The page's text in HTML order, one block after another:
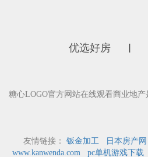
优选好房
糖心LOGO官方网站在线观看商业地产
友情链接： 钣金加工 日本房产网
www.kanwenda.com
pc单机游戏下载